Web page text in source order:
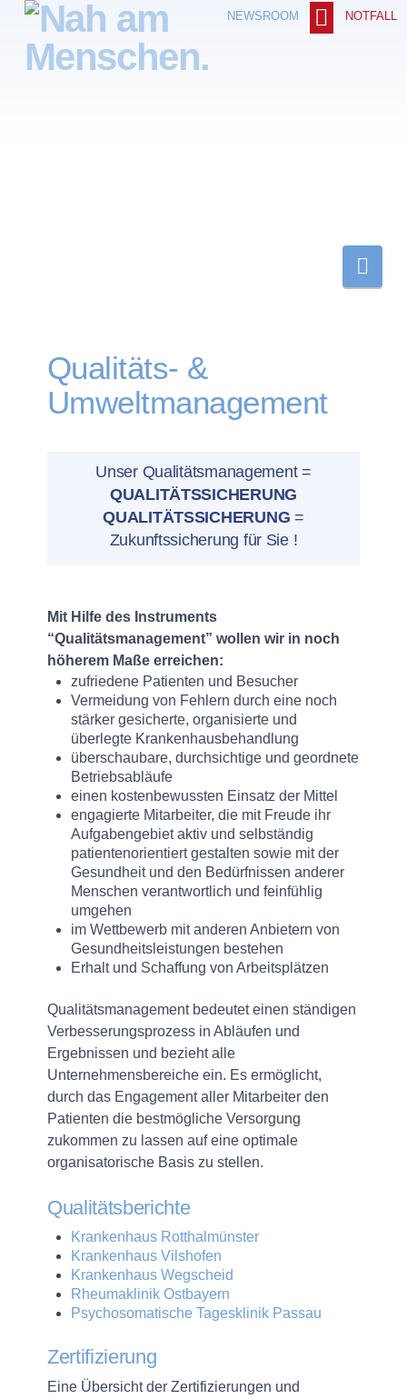
NEWSROOM NOTFALL
Qualitäts- &
Umweltmanagement
Unser Qualitätsmanagement =
QUALITÄTSSICHERUNG
QUALITÄTSSICHERUNG=
Zukunftssicherung für Sie !
Mit Hilfe des Instruments
“Qualitätsmanagement” wollen wir in noch
höherem Maße erreichen:
zufriedene Patienten und Besucher
Vermeidung von Fehlern durch eine noch
stärker gesicherte, organisierte und
überlegte Krankenhausbehandlung
überschaubare, durchsichtige und geordnete
Betriebsabläufe
einen kostenbewussten Einsatz der Mittel
engagierte Mitarbeiter, die mit Freude ihr
Aufgabengebiet aktiv und selbständig
patientenorientiert gestalten sowie mit der
Gesundheit und den Bedürfnissen anderer
Menschen verantwortlich und feinfühlig
umgehen
im Wettbewerb mit anderen Anbietern von
Gesundheitsleistungen bestehen
Erhalt und Schaffung von Arbeitsplätzen
Qualitätsmanagement bedeutet einen ständigen
Verbesserungsprozess in Abläufen und
Ergebnissen und bezieht alle
Unternehmensbereiche ein. Es ermöglicht,
durch das Engagement aller Mitarbeiter den
Patienten die bestmögliche Versorgung
zukommen zu lassen auf eine optimale
organisatorische Basis zu stellen.
Qualitätsberichte
Krankenhaus Rotthalmünster
Krankenhaus Vilshofen
Krankenhaus Wegscheid
Rheumaklinik Ostbayern
Psychosomatische Tagesklinik Passau
Zertifizierung
Eine Übersicht der Zertifizierungen und